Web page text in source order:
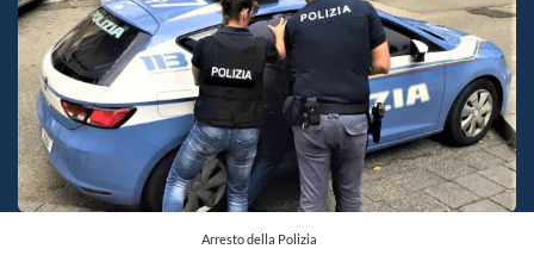
Arresto della Polizia